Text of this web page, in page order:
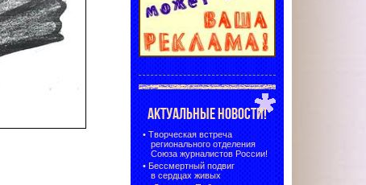
АКТУАЛЬНЫЕ НОВОСТИ!
• Творческая встреча
регионального отделения
Союза журналистов России!
• Бессмертный подвиг
в сердцах живых